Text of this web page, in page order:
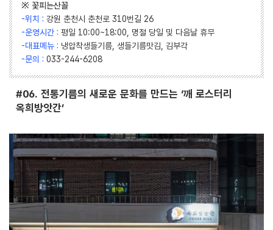
※ 꽃피는산꼴
-위치 : 강원 춘천시 춘천로 310번길 26
-운영시간 : 평일 10:00~18:00, 명절 당일 및 다음날 휴무
-대표메뉴 : 냉압착생들기름, 생들기름맛김, 김부각
-문의 : 033-244-6208
#06. 전통기름의 새로운 문화를 만드는 ‘깨 로스터리
옥희방앗간’